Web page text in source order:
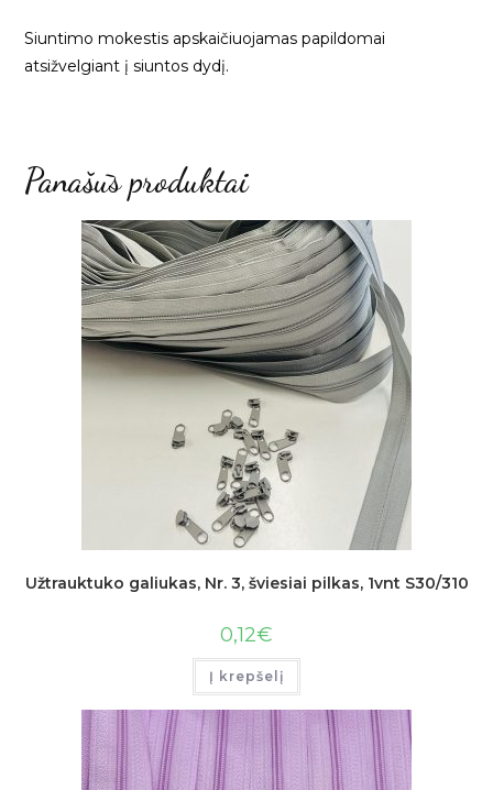
Siuntimo mokestis apskaičiuojamas papildomai
atsižvelgiant į siuntos dydį.
Panašūs produktai
Užtrauktuko galiukas, Nr. 3, šviesiai pilkas, 1vnt S30/310
0,12€
Į krepšelį